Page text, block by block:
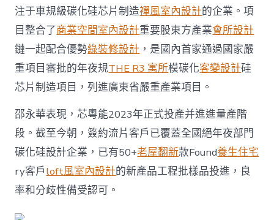
注于車規級碳化硅芯片制造禪風室內設計的企業。項
目整合了商業空間室內設計重要股東方產業會所設計
鏈一起配合優勢綠裝修設計 ，是國內首家通過國家嚴
重項目審批的年夜規THE R3 寓所模碳化客變設計硅
芯片制造項目，列進廣東省嚴重產業項目。
邵永華表現，芯粵能2023年正式投產并進進量產階
段。截至今朝，簽約流片客戶已覆蓋全國絕年夜部門
碳化硅設計企業，已有50+老屋翻新款Found養生住宅
ry客戶loft風室內設計的新產品工程批樣品投進，良
率和分歧性備受認可。